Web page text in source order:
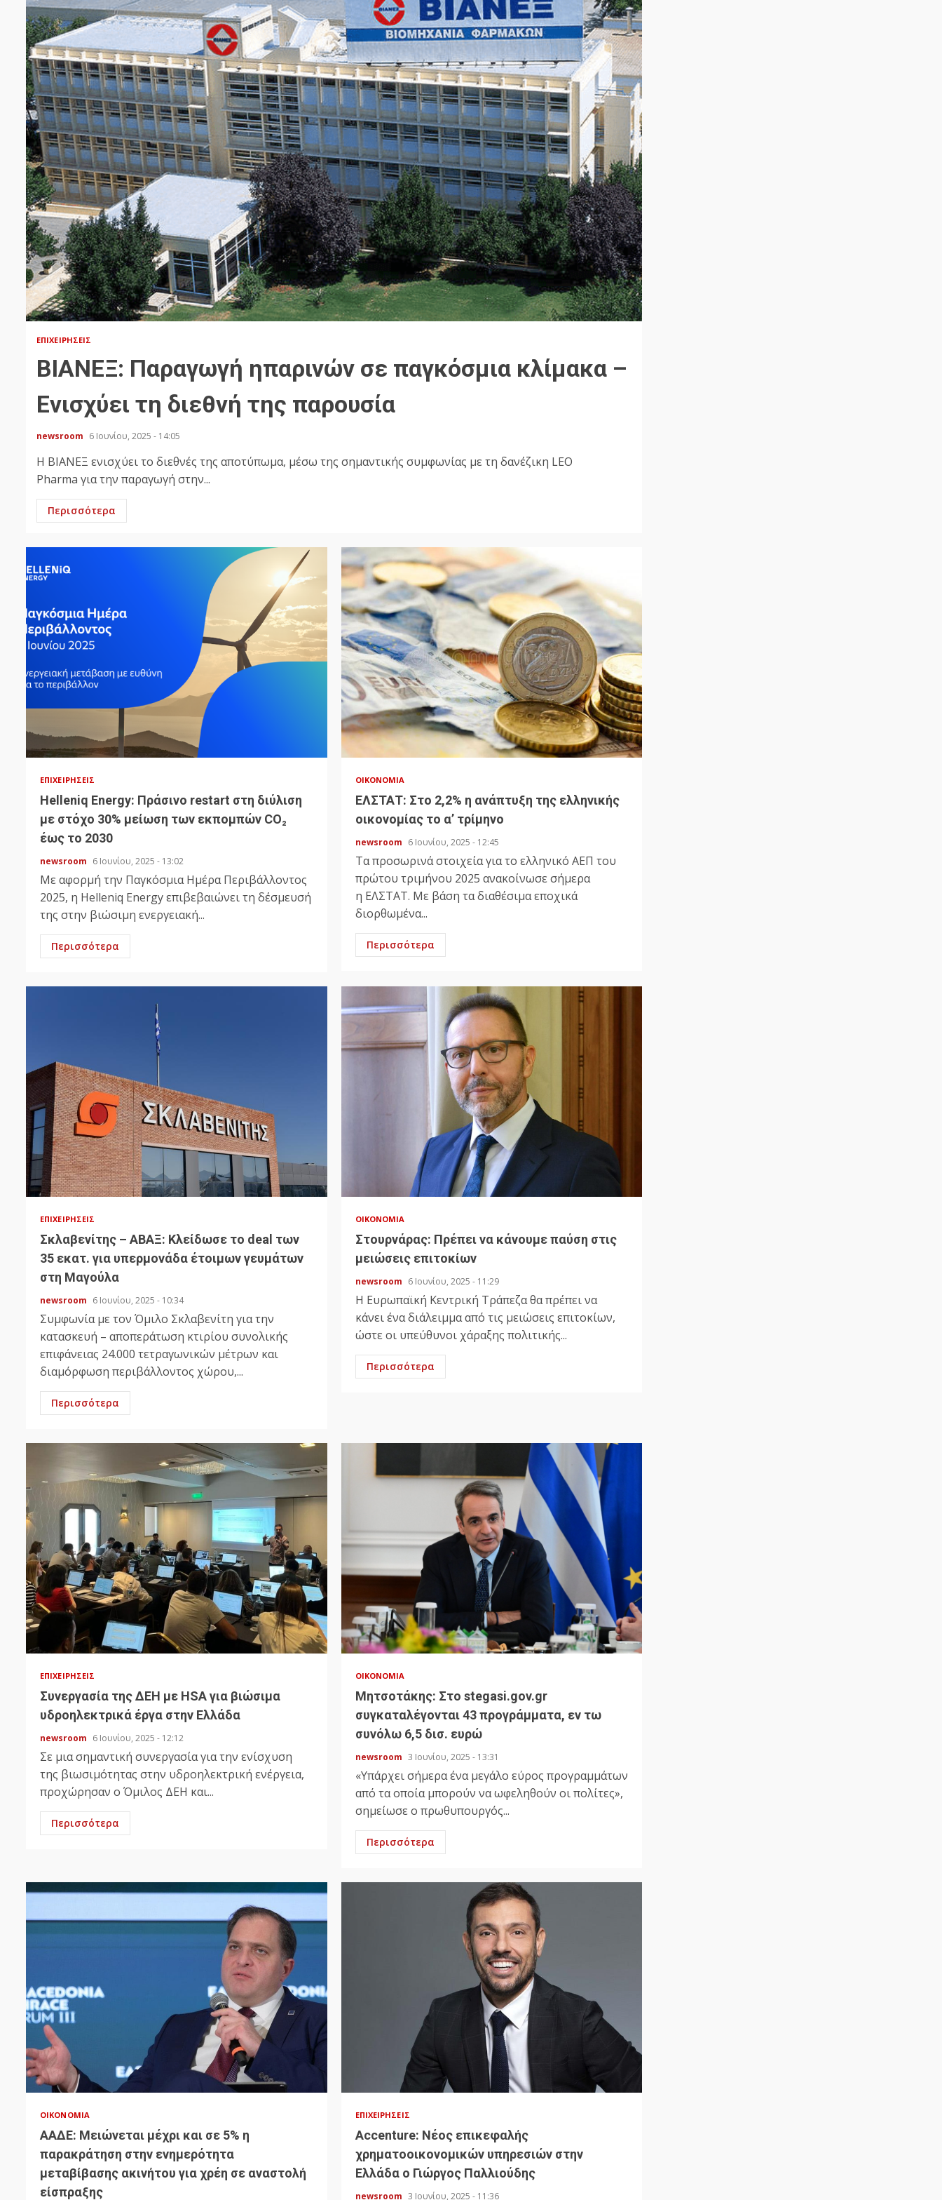
ΕΠΙΧΕΙΡΉΣΕΙΣ
ΒΙΑΝΕΞ: Παραγωγή ηπαρινών σε παγκόσμια κλίμακα –
Ενισχύει τη διεθνή της παρουσία
newsroom 6 Ιουνίου, 2025 - 14:05
Η ΒΙΑΝΕΞ ενισχύει το διεθνές της αποτύπωμα, μέσω της σημαντικής συμφωνίας με τη δανέζικη LEO
Pharma για την παραγωγή στην...
Περισσότερα
ΕΠΙΧΕΙΡΉΣΕΙΣ
Helleniq Energy: Πράσινο restart στη διύλιση
με στόχο 30% μείωση των εκπομπών CO₂
έως το 2030
newsroom 6 Ιουνίου, 2025 - 13:02
Με αφορμή την Παγκόσμια Ημέρα Περιβάλλοντος
2025, η Helleniq Energy επιβεβαιώνει τη δέσμευσή
της στην βιώσιμη ενεργειακή...
Περισσότερα
ΟΙΚΟΝΟΜΊΑ
ΕΛΣΤΑΤ: Στο 2,2% η ανάπτυξη της ελληνικής
οικονομίας το α’ τρίμηνο
newsroom 6 Ιουνίου, 2025 - 12:45
Τα προσωρινά στοιχεία για το ελληνικό ΑΕΠ του
πρώτου τριμήνου 2025 ανακοίνωσε σήμερα
η ΕΛΣΤΑΤ. Με βάση τα διαθέσιμα εποχικά
διορθωμένα...
Περισσότερα
ΕΠΙΧΕΙΡΉΣΕΙΣ
Σκλαβενίτης – ΑΒΑΞ: Κλείδωσε το deal των
35 εκατ. για υπερμονάδα έτοιμων γευμάτων
στη Μαγούλα
newsroom 6 Ιουνίου, 2025 - 10:34
Συμφωνία με τον Όμιλο Σκλαβενίτη για την
κατασκευή – αποπεράτωση κτιρίου συνολικής
επιφάνειας 24.000 τετραγωνικών μέτρων και
διαμόρφωση περιβάλλοντος χώρου,...
Περισσότερα
ΟΙΚΟΝΟΜΊΑ
Στουρνάρας: Πρέπει να κάνουμε παύση στις
μειώσεις επιτοκίων
newsroom 6 Ιουνίου, 2025 - 11:29
Η Ευρωπαϊκή Κεντρική Τράπεζα θα πρέπει να
κάνει ένα διάλειμμα από τις μειώσεις επιτοκίων,
ώστε οι υπεύθυνοι χάραξης πολιτικής...
Περισσότερα
ΕΠΙΧΕΙΡΉΣΕΙΣ
Συνεργασία της ΔΕΗ με HSA για βιώσιμα
υδροηλεκτρικά έργα στην Ελλάδα
newsroom 6 Ιουνίου, 2025 - 12:12
Σε μια σημαντική συνεργασία για την ενίσχυση
της βιωσιμότητας στην υδροηλεκτρική ενέργεια,
προχώρησαν ο Όμιλος ΔΕΗ και...
Περισσότερα
ΟΙΚΟΝΟΜΊΑ
Μητσοτάκης: Στο stegasi.gov.gr
συγκαταλέγονται 43 προγράμματα, εν τω
συνόλω 6,5 δισ. ευρώ
newsroom 3 Ιουνίου, 2025 - 13:31
«Υπάρχει σήμερα ένα μεγάλο εύρος προγραμμάτων
από τα οποία μπορούν να ωφεληθούν οι πολίτες»,
σημείωσε ο πρωθυπουργός...
Περισσότερα
ΟΙΚΟΝΟΜΊΑ
ΑΑΔΕ: Μειώνεται μέχρι και σε 5% η
παρακράτηση στην ενημερότητα
μεταβίβασης ακινήτου για χρέη σε αναστολή
είσπραξης
ΕΠΙΧΕΙΡΉΣΕΙΣ
Accenture: Νέος επικεφαλής
χρηματοοικονομικών υπηρεσιών στην
Ελλάδα ο Γιώργος Παλλιούδης
newsroom 3 Ιουνίου, 2025 - 11:36